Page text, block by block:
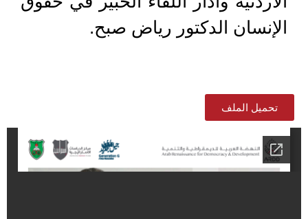
الإنسان الدكتور رياض صبح.
تحميل الملف